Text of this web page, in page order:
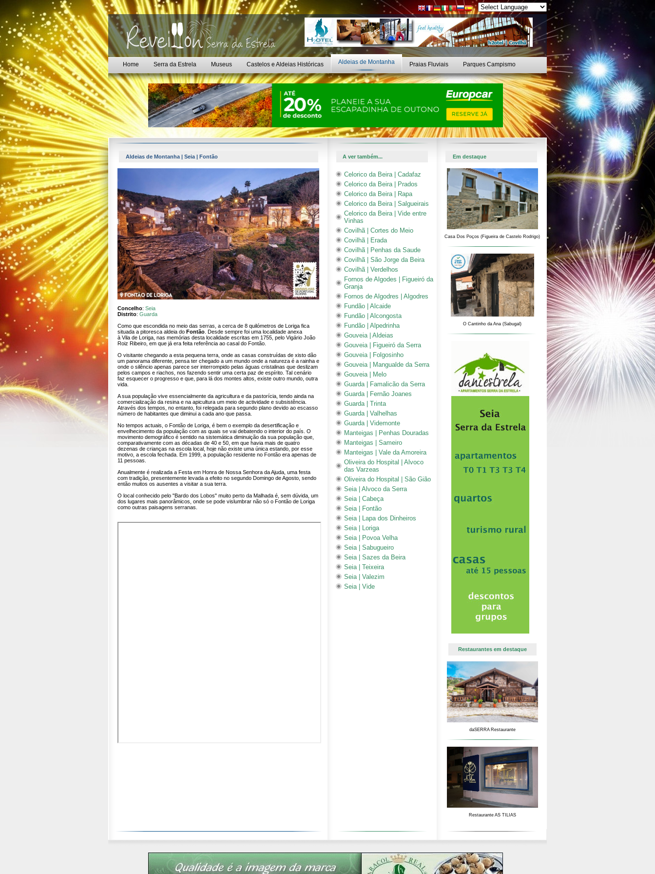
Home Serra da Estrela Museus Castelos e Aldeias Históricas Aldeias de Montanha Praias Fluviais Parques Campismo
Aldeias de Montanha | Seia | Fontão A ver também... Em destaque
Concelho: Seia
Distrito: Guarda
Como que escondida no meio das serras, a cerca de 8 quilómetros de Loriga fica
situada a pitoresca aldeia do Fontão. Desde sempre foi uma localidade anexa
à Vila de Loriga, nas memórias desta localidade escritas em 1755, pelo Vigário João
Roiz Ribeiro, em que já era feita referência ao casal do Fontão.
O visitante chegando a esta pequena terra, onde as casas construídas de xisto dão
um panorama diferente, pensa ter chegado a um mundo onde a natureza é a rainha e
onde o silêncio apenas parece ser interrompido pelas águas cristalinas que deslizam
pelos campos e riachos, nos fazendo sentir uma certa paz de espírito. Tal cenário
faz esquecer o progresso e que, para lá dos montes altos, existe outro mundo, outra
vida.
A sua população vive essencialmente da agricultura e da pastorícia, tendo ainda na
comercialização da resina e na apicultura um meio de actividade e subsistência.
Através dos tempos, no entanto, foi relegada para segundo plano devido ao escasso
número de habitantes que diminui a cada ano que passa.
No tempos actuais, o Fontão de Loriga, é bem o exemplo da desertificação e
envelhecimento da população com as quais se vai debatendo o interior do país. O
movimento demográfico é sentido na sistemática diminuição da sua população que,
comparativamente com as décadas de 40 e 50, em que havia mais de quatro
dezenas de crianças na escola local, hoje não existe uma única estando, por esse
motivo, a escola fechada. Em 1999, a população residente no Fontão era apenas de
11 pessoas.
Anualmente é realizada a Festa em Honra de Nossa Senhora da Ajuda, uma festa
com tradição, presentemente levada a efeito no segundo Domingo de Agosto, sendo
então muitos os ausentes a visitar a sua terra.
O local conhecido pelo "Bardo dos Lobos" muito perto da Malhada é, sem dúvida, um
dos lugares mais panorâmicos, onde se pode vislumbrar não só o Fontão de Loriga
como outras paisagens serranas.
Celorico da Beira | Cadafaz
Celorico da Beira | Prados
Celorico da Beira | Rapa
Celorico da Beira | Salgueirais
Celorico da Beira | Vide entre
Vinhas
Covilhã | Cortes do Meio
Covilhã | Erada
Covilhã | Penhas da Saude
Covilhã | São Jorge da Beira
Covilhã | Verdelhos
Fornos de Algodes | Figueiró da
Granja
Fornos de Algodres | Algodres
Fundão | Alcaide
Fundão | Alcongosta
Fundão | Alpedrinha
Gouveia | Aldeias
Gouveia | Figueiró da Serra
Gouveia | Folgosinho
Gouveia | Mangualde da Serra
Gouveia | Melo
Guarda | Famalicão da Serra
Guarda | Fernão Joanes
Guarda | Trinta
Guarda | Valhelhas
Guarda | Videmonte
Manteigas | Penhas Douradas
Manteigas | Sameiro
Manteigas | Vale da Amoreira
Oliveira do Hospital | Alvoco
das Varzeas
Oliveira do Hospital | São Gião
Seia | Alvoco da Serra
Seia | Cabeça
Seia | Fontão
Seia | Lapa dos Dinheiros
Seia | Loriga
Seia | Povoa Velha
Seia | Sabugueiro
Seia | Sazes da Beira
Seia | Teixeira
Seia | Valezim
Seia | Vide
Casa Dos Poços (Figueira de Castelo Rodrigo)
O Cantinho da Ana (Sabugal)
Restaurantes em destaque
daSERRA Restaurante
Restaurante AS TILIAS